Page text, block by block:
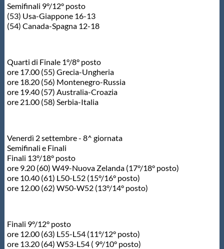
Semifinali 9°/12° posto
(53) Usa-Giappone 16-13
(54) Canada-Spagna 12-18
Quarti di Finale 1°/8° posto
ore 17.00 (55) Grecia-Ungheria
ore 18.20 (56) Montenegro-Russia
ore 19.40 (57) Australia-Croazia
ore 21.00 (58) Serbia-Italia
Venerdì 2 settembre - 8^ giornata
Semifinali e Finali
Finali 13°/18° posto
ore 9.20 (60) W49-Nuova Zelanda (17°/18° posto)
ore 10.40 (61) L50-L52 (15°/16° posto)
ore 12.00 (62) W50-W52 (13°/14° posto)
Finali 9°/12° posto
ore 12.00 (63) L55-L54 (11°/12° posto)
ore 13.20 (64) W53-L54 ( 9°/10° posto)